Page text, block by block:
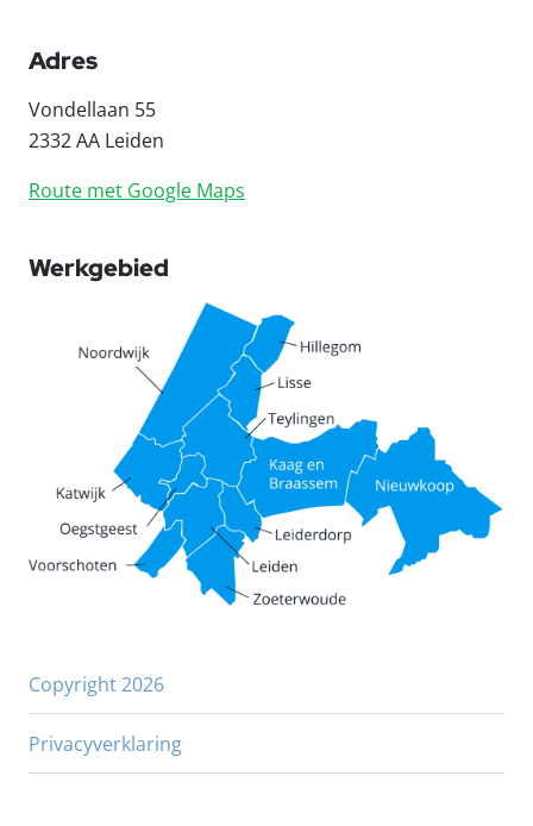
Adres
Vondellaan 55
2332 AA Leiden
Route met Google Maps
Werkgebied
Copyright 2026
Privacyverklaring